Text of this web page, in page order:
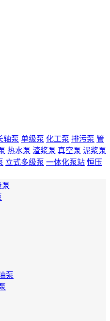
轴泵 单级泵 化工泵 排污泵 管
热水泵 渣浆泵 真空泵 泥浆泵
立式多级泵 一体化泵站 恒压